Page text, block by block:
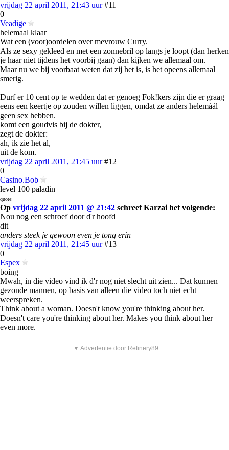
vrijdag 22 april 2011, 21:43 uur #11
0
Veadige
helemaal klaar
Wat een (voor)oordelen over mevrouw Curry.
Als ze sexy gekleed en met een zonnebril op langs je loopt (dan herken
je haar niet tijdens het voorbij gaan) dan kijken we allemaal om.
Maar nu we bij voorbaat weten dat zij het is, is het opeens allemaal
smerig.
Durf er 10 cent op te wedden dat er genoeg Fok!kers zijn die er graag
eens een keertje op zouden willen liggen, omdat ze anders helemáál
geen sex hebben.
komt een goudvis bij de dokter,
zegt de dokter:
ah, ik zie het al,
uit de kom.
vrijdag 22 april 2011, 21:45 uur #12
0
Casino.Bob
level 100 paladin
quote:
Op vrijdag 22 april 2011 @ 21:42 schreef Karzai het volgende:
Nou nog een schroef door d'r hoofd
dit
anders steek je gewoon even je tong erin
vrijdag 22 april 2011, 21:45 uur #13
0
Espex
boing
Mwah, in die video vind ik d'r nog niet slecht uit zien... Dat kunnen
gezonde mannen, op basis van alleen die video toch niet echt
weerspreken.
Think about a woman. Doesn't know you're thinking about her.
Doesn't care you're thinking about her. Makes you think about her
even more.
▼ Advertentie door Refinery89